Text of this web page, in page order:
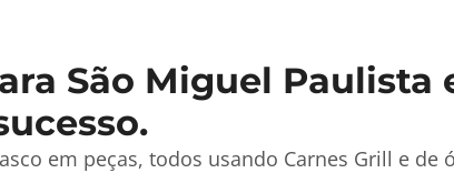
São Miguel Paulista
em peças, todos usando Carnes Grill e de